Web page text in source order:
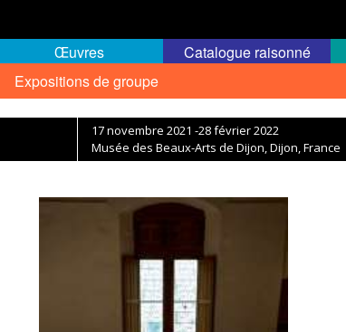
Expositions de groupe
Œuvres Catalogue raisonné
17 novembre 2021 -28 février 2022
Musée des Beaux-Arts de Dijon, Dijon, France